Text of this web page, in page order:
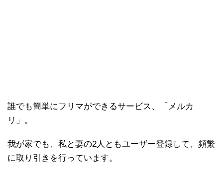
誰でも簡単にフリマができるサービス、「メルカ
リ」。
我が家でも、私と妻の2人ともユーザー登録して、頻繁
に取り引きを行っています。